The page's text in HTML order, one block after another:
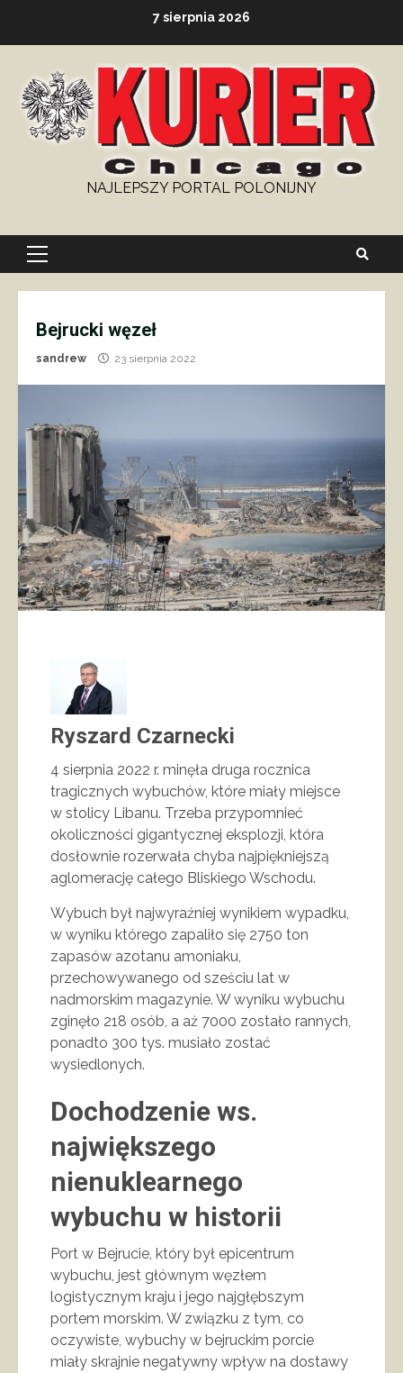
7 sierpnia 2026
NAJLEPSZY PORTAL POLONIJNY
Primary
Bejrucki węzeł
sandrew 23 sierpnia 2022
Ryszard Czarnecki
4 sierpnia 2022 r. minęła druga rocznica
tragicznych wybuchów, które miały miejsce
w stolicy Libanu. Trzeba przypomnieć
okoliczności gigantycznej eksplozji, która
dosłownie rozerwała chyba najpiękniejszą
aglomerację całego Bliskiego Wschodu.
Wybuch był najwyraźniej wynikiem wypadku,
w wyniku którego zapaliło się 2750 ton
zapasów azotanu amoniaku,
przechowywanego od sześciu lat w
nadmorskim magazynie. W wyniku wybuchu
zginęło 218 osób, a aż 7000 zostało rannych,
ponadto 300 tys. musiało zostać
wysiedlonych.
Dochodzenie ws.
największego
nienuklearnego
wybuchu w historii
Port w Bejrucie, który był epicentrum
wybuchu, jest głównym węzłem
logistycznym kraju i jego najgłębszym
portem morskim. W związku z tym, co
oczywiste, wybuchy w bejruckim porcie
miały skrajnie negatywny wpływ na dostawy